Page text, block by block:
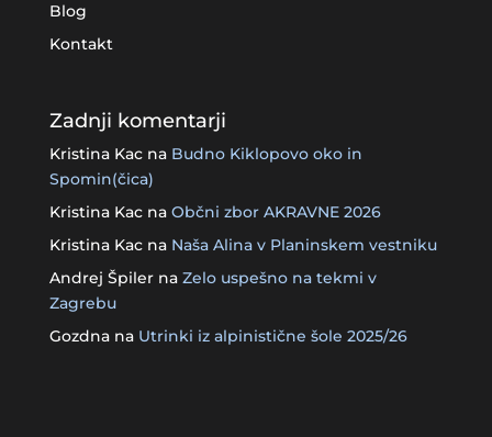
Blog
Kontakt
Zadnji komentarji
Kristina Kacna Budno Kiklopovo oko in
Spomin(čica)
Kristina Kacna Občni zbor AKRAVNE 2026
Kristina Kacna Naša Alina v Planinskem vestniku
Andrej Špilerna Zelo uspešno na tekmi v
Zagrebu
Gozdnana Utrinki iz alpinistične šole 2025/26